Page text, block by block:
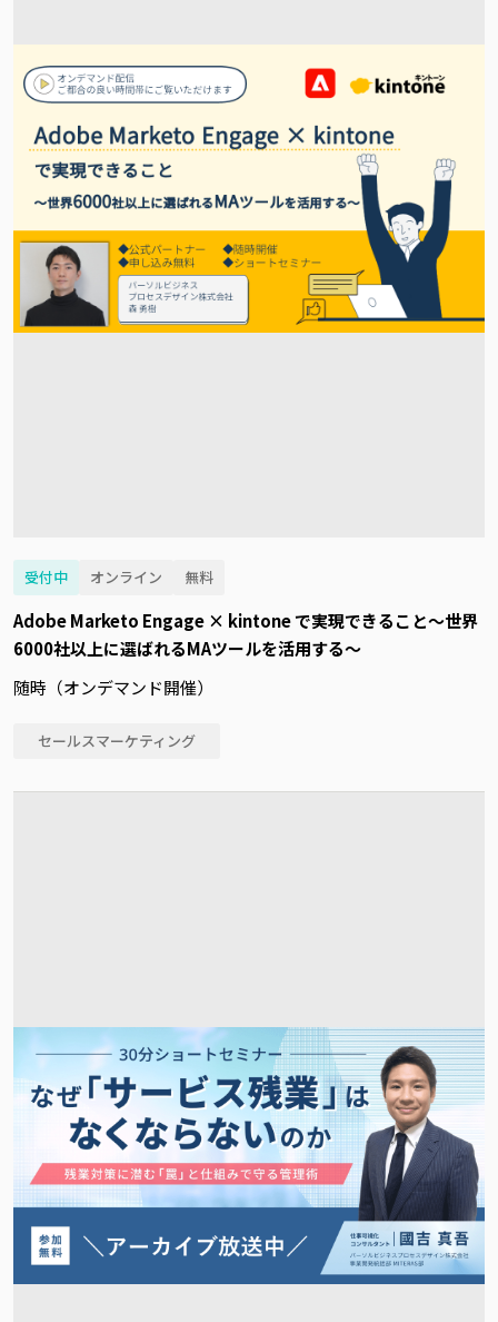
受付中 オンライン 無料
Adobe Marketo Engage × kintone で実現できること～世界
6000社以上に選ばれるMAツールを活用する～
随時（オンデマンド開催）
セールスマーケティング